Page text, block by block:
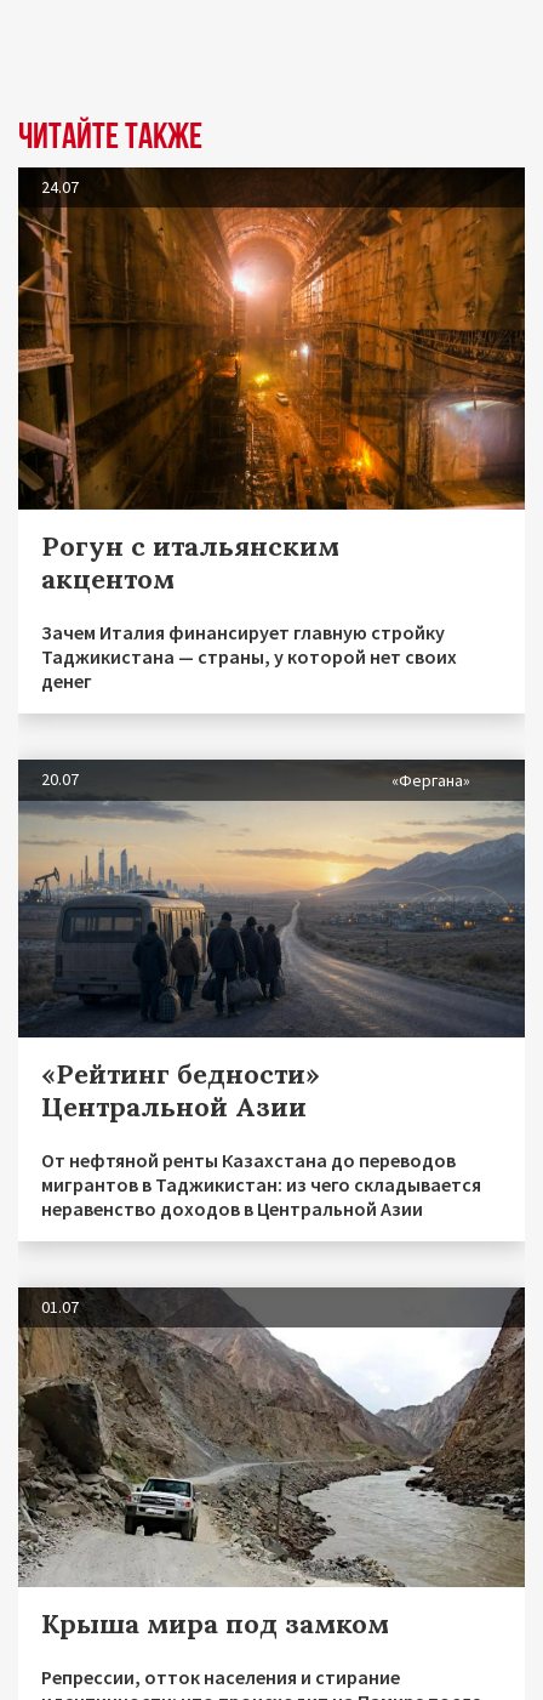
Читайте также
24.07
Рогун с итальянским
акцентом
Зачем Италия финансирует главную стройку
Таджикистана — страны, у которой нет своих
денег
20.07 «Фергана»
«Рейтинг бедности»
Центральной Азии
От нефтяной ренты Казахстана до переводов
мигрантов в Таджикистан: из чего складывается
неравенство доходов в Центральной Азии
01.07
Крыша мира под замком
Репрессии, отток населения и стирание